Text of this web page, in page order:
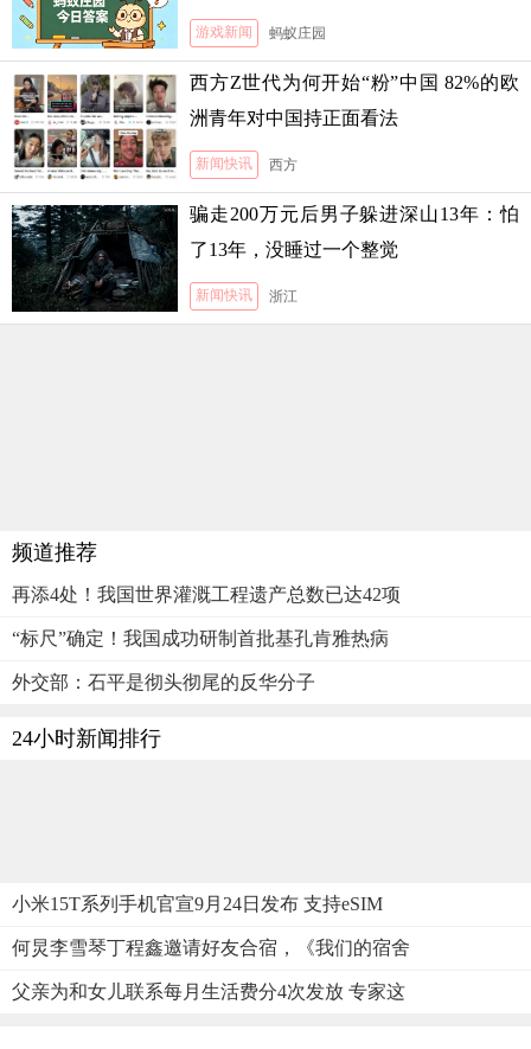
游戏新闻 蚂蚁庄园
西方Z世代为何开始“粉”中国 82%的欧
洲青年对中国持正面看法
新闻快讯 西方
骗走200万元后男子躲进深山13年：怕
了13年，没睡过一个整觉
新闻快讯 浙江
频道推荐
再添4处！我国世界灌溉工程遗产总数已达42项
“标尺”确定！我国成功研制首批基孔肯雅热病
外交部：石平是彻头彻尾的反华分子
24小时新闻排行
小米15T系列手机官宣9月24日发布 支持eSIM
何炅李雪琴丁程鑫邀请好友合宿，《我们的宿舍
父亲为和女儿联系每月生活费分4次发放 专家这